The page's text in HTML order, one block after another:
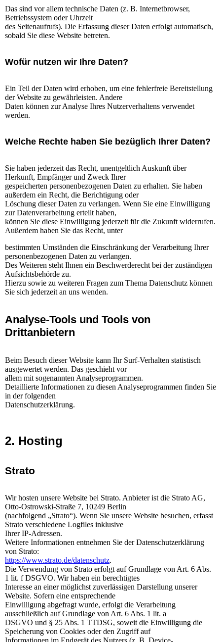
Das sind vor allem technische Daten (z. B. Internetbrowser,
Betriebssystem oder Uhrzeit
des Seitenaufrufs). Die Erfassung dieser Daten erfolgt automatisch,
sobald Sie diese Website betreten.
Wofür nutzen wir Ihre Daten?
Ein Teil der Daten wird erhoben, um eine fehlerfreie Bereitstellung
der Website zu gewährleisten. Andere
Daten können zur Analyse Ihres Nutzerverhaltens verwendet
werden.
Welche Rechte haben Sie bezüglich Ihrer Daten?
Sie haben jederzeit das Recht, unentgeltlich Auskunft über
Herkunft, Empfänger und Zweck Ihrer
gespeicherten personenbezogenen Daten zu erhalten. Sie haben
außerdem ein Recht, die Berichtigung oder
Löschung dieser Daten zu verlangen. Wenn Sie eine Einwilligung
zur Datenverarbeitung erteilt haben,
können Sie diese Einwilligung jederzeit für die Zukunft widerrufen.
Außerdem haben Sie das Recht, unter
bestimmten Umständen die Einschränkung der Verarbeitung Ihrer
personenbezogenen Daten zu verlangen.
Des Weiteren steht Ihnen ein Beschwerderecht bei der zuständigen
Aufsichtsbehörde zu.
Hierzu sowie zu weiteren Fragen zum Thema Datenschutz können
Sie sich jederzeit an uns wenden.
Analyse-Tools und Tools von
Drittanbietern
Beim Besuch dieser Website kann Ihr Surf-Verhalten statistisch
ausgewertet werden. Das geschieht vor
allem mit sogenannten Analyseprogrammen.
Detaillierte Informationen zu diesen Analyseprogrammen finden Sie
in der folgenden
Datenschutzerklärung.
2. Hosting
Strato
Wir hosten unsere Website bei Strato. Anbieter ist die Strato AG,
Otto-Ostrowski-Straße 7, 10249 Berlin
(nachfolgend „Strato“). Wenn Sie unsere Website besuchen, erfasst
Strato verschiedene Logfiles inklusive
Ihrer IP-Adressen.
Weitere Informationen entnehmen Sie der Datenschutzerklärung
von Strato:
https://www.strato.de/datenschutz.
Die Verwendung von Strato erfolgt auf Grundlage von Art. 6 Abs.
1 lit. f DSGVO. Wir haben ein berechtigtes
Interesse an einer möglichst zuverlässigen Darstellung unserer
Website. Sofern eine entsprechende
Einwilligung abgefragt wurde, erfolgt die Verarbeitung
ausschließlich auf Grundlage von Art. 6 Abs. 1 lit. a
DSGVO und § 25 Abs. 1 TTDSG, soweit die Einwilligung die
Speicherung von Cookies oder den Zugriff auf